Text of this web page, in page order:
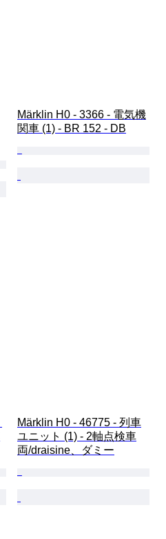
Märklin H0 - 3366 - 電気機
関車 (1) - BR 152 - DB
Märklin H0 - 46775 - 列車
ユニット (1) - 2軸点検車
両/draisine、ダミー